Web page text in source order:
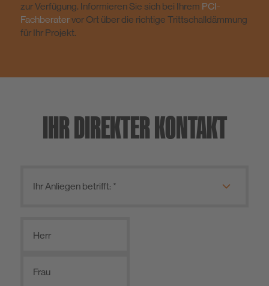
zur Verfügung. Informieren Sie sich bei Ihrem PCI-
Fachberatervor Ort über die richtige Trittschalldämmung
für Ihr Projekt.
IHR DIREKTER KONTAKT
Herr
Frau